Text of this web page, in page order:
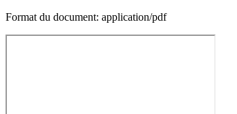
Format du document: application/pdf